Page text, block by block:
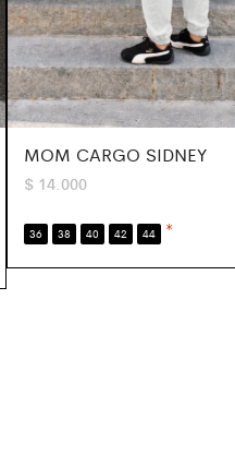
MOM CARGO SIDNEY
$ 14.000
36 38 40 42 44 *